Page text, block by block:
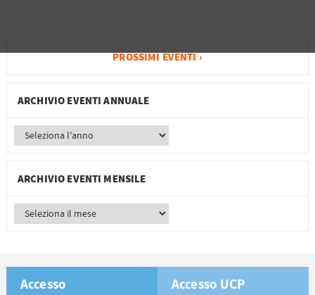
PROSSIMI EVENTI ›
ARCHIVIO EVENTI ANNUALE
ARCHIVIO EVENTI MENSILE
Accesso Accesso UCP